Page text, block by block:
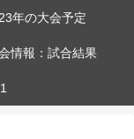
年の大会予定
情報：試合結果